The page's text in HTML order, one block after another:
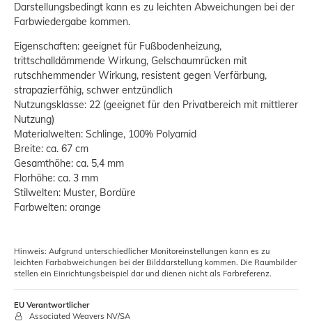
Darstellungsbedingt kann es zu leichten Abweichungen bei der
Farbwiedergabe kommen.
Eigenschaften: geeignet für Fußbodenheizung,
trittschalldämmende Wirkung, Gelschaumrücken mit
rutschhemmender Wirkung, resistent gegen Verfärbung,
strapazierfähig, schwer entzündlich
Nutzungsklasse: 22 (geeignet für den Privatbereich mit mittlerer
Nutzung)
Materialwelten: Schlinge, 100% Polyamid
Breite: ca. 67 cm
Gesamthöhe: ca. 5,4 mm
Florhöhe: ca. 3 mm
Stilwelten: Muster, Bordüre
Farbwelten: orange
Hinweis: Aufgrund unterschiedlicher Monitoreinstellungen kann es zu
leichten Farbabweichungen bei der Bilddarstellung kommen. Die Raumbilder
stellen ein Einrichtungsbeispiel dar und dienen nicht als Farbreferenz.
EU Verantwortlicher
Associated Weavers NV/SA